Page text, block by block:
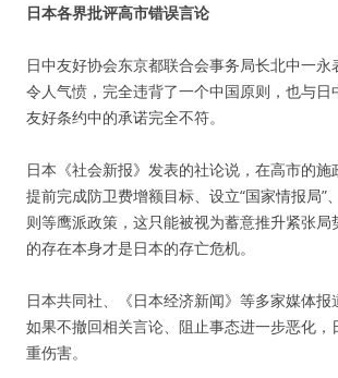
日本各界批评高市错误言论
日中友好协会东京都联合会事务局长北中一
令人气愤，完全违背了一个中国原则，也与日
友好条约中的承诺完全不符。
日本《社会新报》发表的社论说，在高市的
提前完成防卫费增额目标、设立“国家情报局”
则等鹰派政策，这只能被视为蓄意推升紧张局
的存在本身才是日本的存亡危机。
日本共同社、《日本经济新闻》等多家媒体
如果不撤回相关言论、阻止事态进一步恶化，
重伤害。